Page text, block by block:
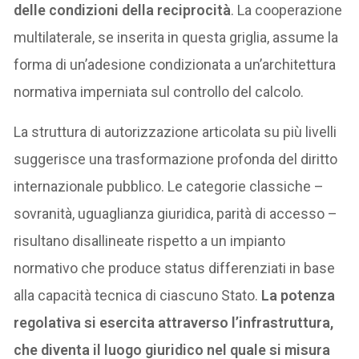
delle condizioni della reciprocità. La cooperazione
multilaterale, se inserita in questa griglia, assume la
forma di un’adesione condizionata a un’architettura
normativa imperniata sul controllo del calcolo.
La struttura di autorizzazione articolata su più livelli
suggerisce una trasformazione profonda del diritto
internazionale pubblico. Le categorie classiche –
sovranità, uguaglianza giuridica, parità di accesso –
risultano disallineate rispetto a un impianto
normativo che produce status differenziati in base
alla capacità tecnica di ciascuno Stato. La potenza
regolativa si esercita attraverso l’infrastruttura,
che diventa il luogo giuridico nel quale si misura